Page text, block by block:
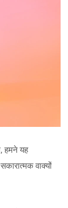
हमने यह
वाक्यों